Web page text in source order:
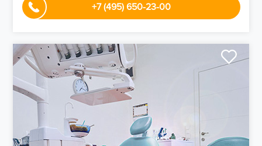
+7 (495) 650-23-00